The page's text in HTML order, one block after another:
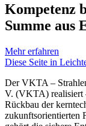
Kompetenz
Summe aus
Mehr erfahren
Diese Seite in
Der VKTA –
V. (VKTA) realisiert
Rückbau der
zukunftsorientierten